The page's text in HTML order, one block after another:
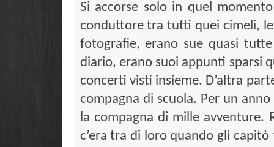
Si accorse solo in quel
conduttore tra tutti quei cimeli,
fotografie, erano sue quasi
diario, erano suoi appunti sparsi
concerti visti insieme. D’altra
compagna di scuola. Per un
la compagna di mille avventure.
c’era tra di loro quando gli